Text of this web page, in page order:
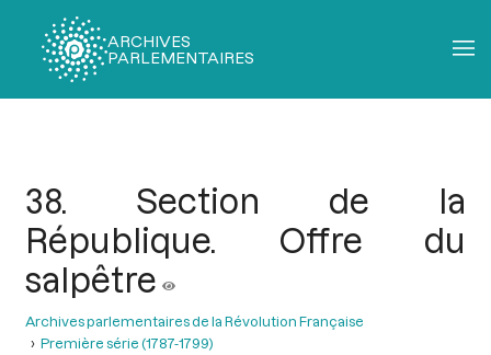
ARCHIVES
PARLEMENTAIRES
38. Section de la
République. Offre du
salpêtre
Archives parlementaires de la Révolution Française
Première série (1787-1799)